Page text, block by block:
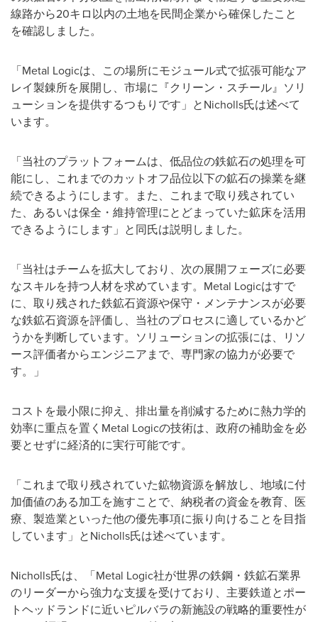
線路から20キロ以内の土地を民間企業から確保したこと
を確認しました。
「Metal Logicは、この場所にモジュール式で拡張可能なア
レイ製錬所を展開し、市場に『クリーン・スチール』ソリ
ューションを提供するつもりです」とNicholls氏は述べて
います。
「当社のプラットフォームは、低品位の鉄鉱石の処理を可
能にし、これまでのカットオフ品位以下の鉱石の操業を継
続できるようにします。また、これまで取り残されてい
た、あるいは保全・維持管理にとどまっていた鉱床を活用
できるようにします」と同氏は説明しました。
「当社はチームを拡大しており、次の展開フェーズに必要
なスキルを持つ人材を求めています。Metal Logicはすで
に、取り残された鉄鉱石資源や保守・メンテナンスが必要
な鉄鉱石資源を評価し、当社のプロセスに適しているかど
うかを判断しています。ソリューションの拡張には、リソ
ース評価者からエンジニアまで、専門家の協力が必要で
す。」
コストを最小限に抑え、排出量を削減するために熱力学的
効率に重点を置くMetal Logicの技術は、政府の補助金を必
要とせずに経済的に実行可能です。
「これまで取り残されていた鉱物資源を解放し、地域に付
加価値のある加工を施すことで、納税者の資金を教育、医
療、製造業といった他の優先事項に振り向けることを目指
しています」とNicholls氏は述べています。
Nicholls氏は、「Metal Logic社が世界の鉄鋼・鉄鉱石業界
のリーダーから強力な支援を受けており、主要鉄道とポー
トヘッドランドに近いピルバラの新施設の戦略的重要性が